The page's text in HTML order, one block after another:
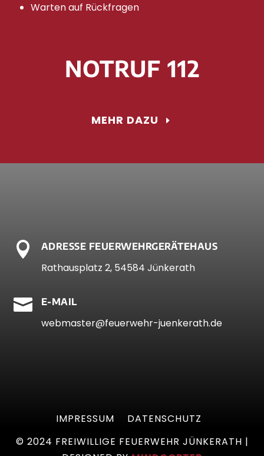
Warten auf Rückfragen
NOTRUF 112
MEHR DAZU
 ADRESSE FEUERWEHRGERÄTEHAUS
Rathausplatz 2, 54584 Jünkerath
 E-MAIL
webmaster@feuerwehr-juenkerath.de
IMPRESSUM
DATENSCHUTZ
© 2024 FREIWILLIGE FEUERWEHR JÜNKERATH |